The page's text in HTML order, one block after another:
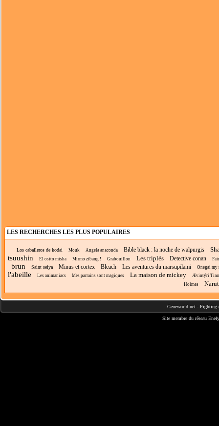
LES RECHERCHES LES PLUS POPULAIRES
Los caballeros de kodai Mouk Angela anaconda Bible black : la noche de walpurgis
tsuushin El osito misha Mirmo zibang ! Grabouillon Les triplés Detective conan
brun Saint seiya Minus et cortex Bleach Les aventures du marsupilami Onegai my
l'abeille Les animaniacs Mes parrains sont magiques La maison de mickey
Ævintýri
Holmes
Geneworld.net - Fighting
Site membre du réseau